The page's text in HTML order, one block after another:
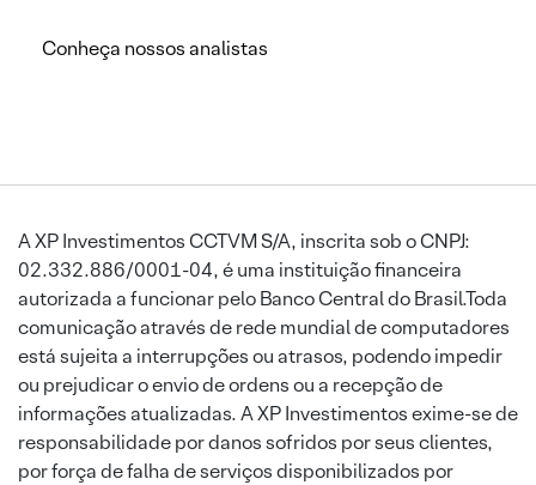
Conheça nossos analistas
A XP Investimentos CCTVM S/A, inscrita sob o CNPJ:
02.332.886/0001-04, é uma instituição financeira
autorizada a funcionar pelo Banco Central do Brasil.Toda
comunicação através de rede mundial de computadores
está sujeita a interrupções ou atrasos, podendo impedir
ou prejudicar o envio de ordens ou a recepção de
informações atualizadas. A XP Investimentos exime-se de
responsabilidade por danos sofridos por seus clientes,
por força de falha de serviços disponibilizados por